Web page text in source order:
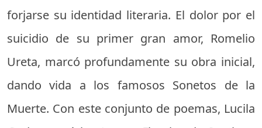
forjarse su identidad literaria. El dolor por el
suicidio de su primer gran amor, Romelio
Ureta, marcó profundamente su obra inicial,
dando vida a los famosos Sonetos de la
Muerte. Con este conjunto de poemas, Lucila